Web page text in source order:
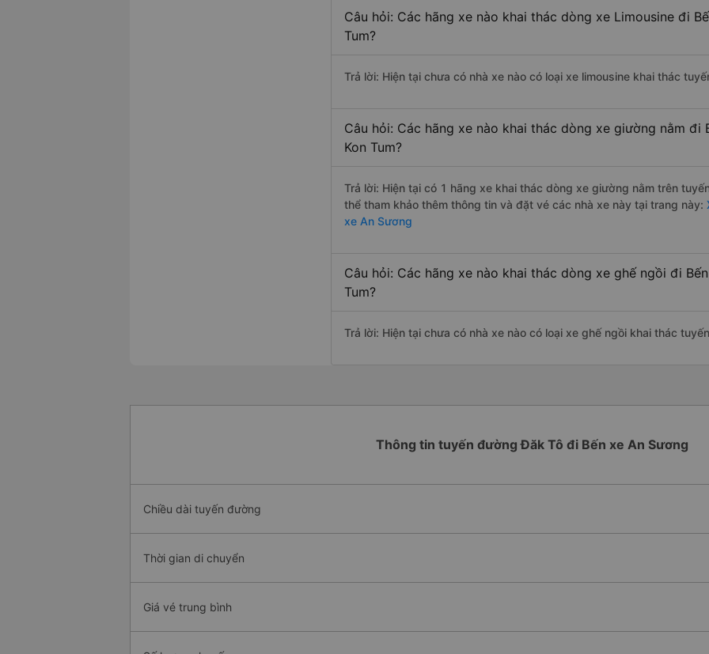
Câu hỏi: Các hãng xe nào khai thác dòng xe Limousine đi
Tum?
Trả lời: Hiện tại chưa có nhà xe nào có loại xe limousine khai thác
Câu hỏi: Các hãng xe nào khai thác dòng xe giường nằm đi
Kon Tum?
Trả lời: Hiện tại có 1 hãng xe khai thác dòng xe giường nằm trên
thể tham khảo thêm thông tin và đặt vé các nhà xe này tại trang này:
xe An Sương
Câu hỏi: Các hãng xe nào khai thác dòng xe ghế ngồi đi
Tum?
Trả lời: Hiện tại chưa có nhà xe nào có loại xe ghế ngồi khai thác
Thông tin tuyến đường Đăk Tô đi Bến xe An Sương
Chiều dài tuyến đường
Thời gian di chuyển
Giá vé trung bình